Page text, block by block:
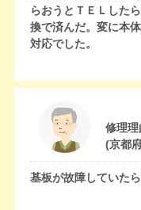
らおうとＴＥＬした
換で済んだ。変に本
対応でした。
修理理
(京都
基板が故障していた